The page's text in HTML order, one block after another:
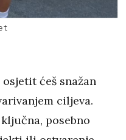
ćeš snažan
ciljeva.
posebno